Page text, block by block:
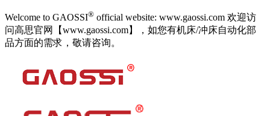
Welcome to GAOSSI® official website: www.gaossi.com 欢迎访
问高思官网【www.gaossi.com】，如您有机床/冲床自动化部
品方面的需求，敬请咨询。